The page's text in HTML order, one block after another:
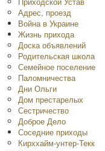
Адрес, проезд
Война в Украине
Жизнь прихода
Доска объявлений
Родительская школа
Семейное поселение
Паломничества
Дни Ольги
Дом престарелых
Сестричество
Доброе Дело
Соседние приходы
Кирххайм-унтер-Текк